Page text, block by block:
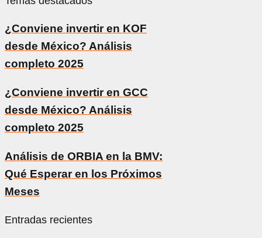
¿Conviene invertir en KOF
desde México? Análisis
completo 2025
¿Conviene invertir en GCC
desde México? Análisis
completo 2025
Análisis de ORBIA en la BMV:
Qué Esperar en los Próximos
Meses
Entradas recientes